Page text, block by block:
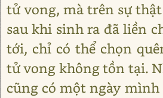
tử vong, mà trên sự
sau khi sinh ra đã liền
tới, chỉ có thể chọn
tử vong không tồn tại.
cũng có một ngày